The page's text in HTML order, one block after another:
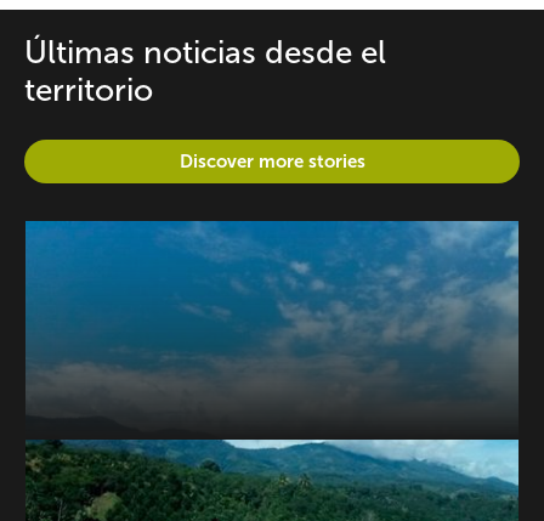
Últimas noticias desde el
territorio
Discover more stories